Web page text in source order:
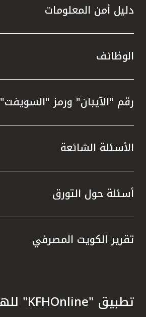
دليل أمن المعلومات
الوظائف
رقم "الآيبان" ورمز "السويفت"
الأسئلة الشائعة
أسئلة حول التورق
تقرير الكويت المصرفي
تطبيق "KFHOnline" للهواتف الذكية